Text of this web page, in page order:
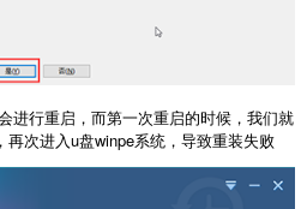
进行重启，而第一次重启的时候，我们就
次进入u盘winpe系统，导致重装失败